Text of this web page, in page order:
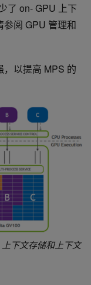
了 on- GPU 上下
阅 GPU 管理和
以提高 MPS 的
下文存储和上下文